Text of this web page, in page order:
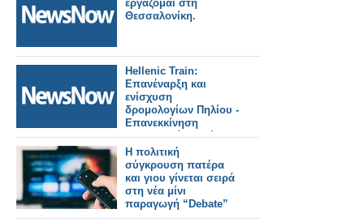
εργάζομαι στη
Θεσσαλονίκη.
Hellenic Train:
Επανέναρξη και
ενίσχυση
δρομολογίων Πηλίου -
Επανεκκίνηση
Θεσσαλονίκη - Σέρρες
- Θεσσαλονίκη
Η πολιτική
σύγκρουση πατέρα
και γιου γίνεται σειρά
στη νέα μίνι
παραγωγή “Debate”